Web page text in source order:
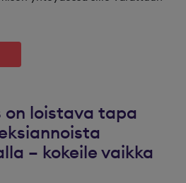
loistava tapa
– kokeile vaikka